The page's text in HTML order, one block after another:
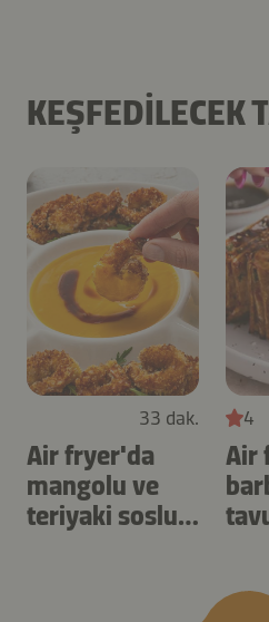
KEŞFEDILECEK
33 dak.
Air fryer'da
mangolu ve
teriyaki soslu
4
Air